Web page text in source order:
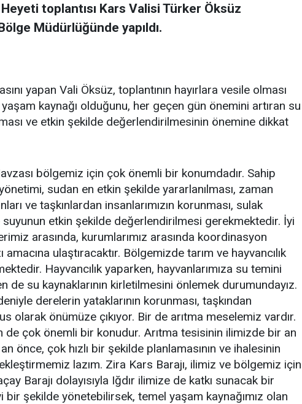
toplantısı Kars Valisi Türker Öksüz
Müdürlüğünde yapıldı.
yapan Vali Öksüz, toplantının hayırlara vesile olması
kaynağı olduğunu, her geçen gün önemini artıran su
ve etkin şekilde değerlendirilmesinin önemine dikkat
bölgemiz için çok önemli bir konumdadır. Sahip
sudan en etkin şekilde yararlanılması, zaman
ve taşkınlardan insanlarımızın korunması, sulak
suyunun etkin şekilde değerlendirilmesi gerekmektedir. İyi
arasında, kurumlarımız arasında koordinasyon
amacına ulaştıracaktır. Bölgemizde tarım ve hayvancılık
Hayvancılık yaparken, hayvanlarımıza su temini
de su kaynaklarının kirletilmesini önlemek durumundayız.
derelerin yataklarının korunması, taşkından
olarak önümüze çıkıyor. Bir de arıtma meselemiz vardır.
de çok önemli bir konudur. Arıtma tesisinin ilimizde bir an
önce, çok hızlı bir şekilde planlamasının ve ihalesinin
lazım. Zira Kars Barajı, ilimiz ve bölgemiz için
Barajı dolayısıyla Iğdır ilimize de katkı sunacak bir
bir şekilde yönetebilirsek, temel yaşam kaynağımız olan